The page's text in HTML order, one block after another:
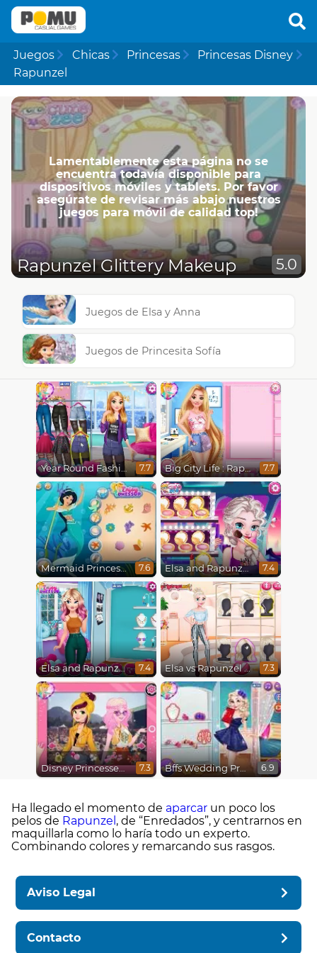
Juegos Chicas Princesas
Princesas Disney
Rapunzel
Lamentablemente esta página no se
encuentra todavía disponible para
dispositivos móviles y tablets. Por favor
asegúrate de revisar más abajo nuestros
juegos para móvil de calidad top!
Rapunzel Glittery Makeup 5.0
Juegos de Elsa y Anna
Juegos de Princesita Sofía
Year Round Fashionista Rapunzel 7.7 Big City Life : Rapunzel 7.7
Mermaid Princesses 7.6 Elsa and Rapunzel Future Fashion 7.4
Elsa and Rapunzel Princess Rivalry 7.4 Elsa vs Rapunzel Fashion Game 7.3
Disney Princesses : Boho vs Edgy 7.3 Bffs Wedding Prep 6.9
Ha llegado el momento de aparcar un poco los
pelos de Rapunzel , de “Enredados”, y centrarnos en
maquillarla como lo haría todo un experto.
Combinando colores y remarcando sus rasgos.
Aviso Legal
Contacto